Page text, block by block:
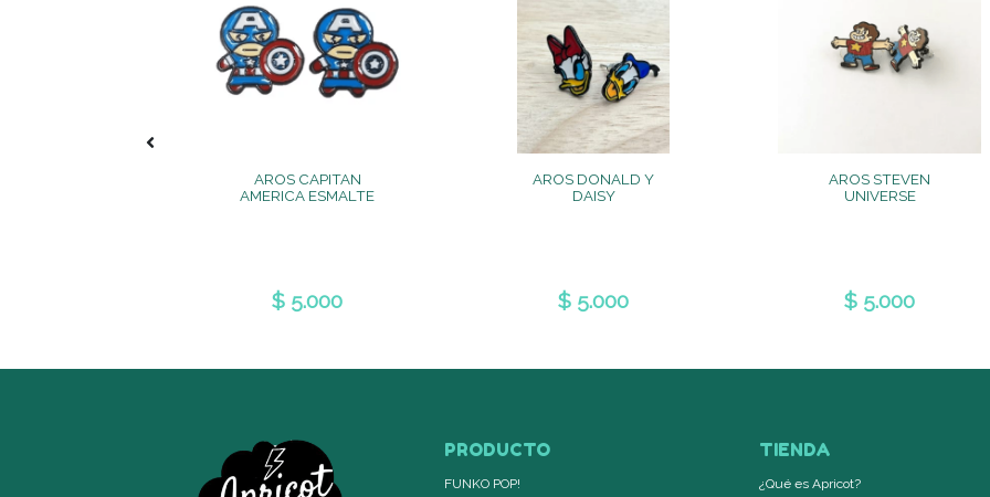
AROS CAPITAN
AMERICA ESMALTE
$ 5.000
AROS DONALD Y
DAISY
$ 5.000
AROS STEVEN
UNIVERSE
$ 5.000
PRODUCTO
FUNKO POP!
TIENDA
¿Qué es Apricot?